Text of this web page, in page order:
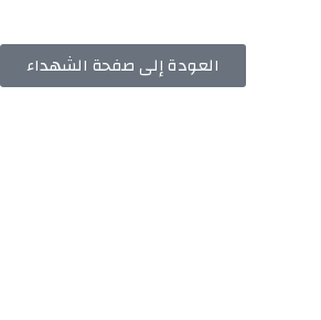
العودة إلى صفحة الشهداء